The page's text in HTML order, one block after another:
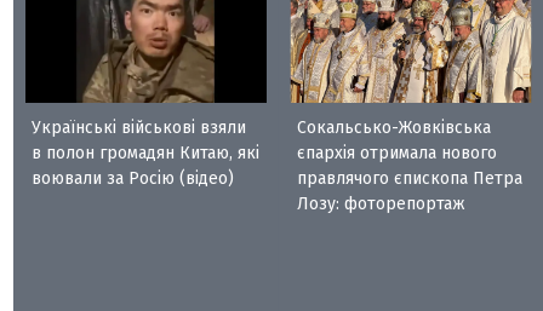
Українські військові взяли
в полон громадян Китаю, які
воювали за Росію (відео)
Сокальсько-Жовківська
єпархія отримала нового
правлячого єпископа Петра
Лозу: фоторепортаж